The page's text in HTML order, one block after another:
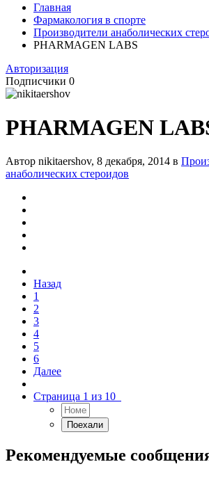
Главная
Фармакология в спорте
Производители анаболических
PHARMAGEN LABS
Авторизация
Подписчики 0
PHARMAGEN
Автор nikitaershov, 8 декабря, 2014 в
анаболических стероидов
Назад
1
2
3
4
5
6
Далее
Страница 1 из 10
Рекомендуемые